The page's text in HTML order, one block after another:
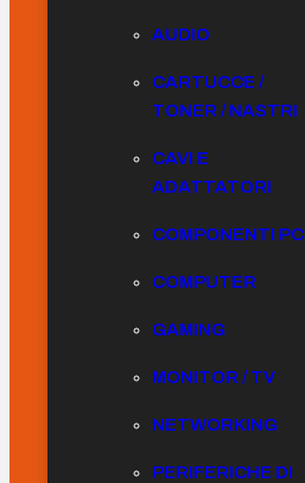
AUDIO
CARTUCCE /
TONER / NASTRI
CAVI E
ADATTATORI
COMPONENTI PC
COMPUTER
GAMING
MONITOR / TV
NETWORKING
PERIFERICHE DI